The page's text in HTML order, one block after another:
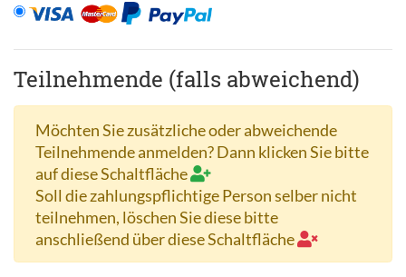
Teilnehmende (falls abweichend)
Möchten Sie zusätzliche oder abweichende
Teilnehmende anmelden? Dann klicken Sie bitte
auf diese Schaltfläche
Soll die zahlungspflichtige Person selber nicht
teilnehmen, löschen Sie diese bitte
anschließend über diese Schaltfläche